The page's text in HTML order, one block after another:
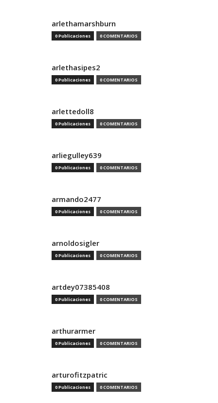
arlethamarshburn
0 Publicaciones 0 COMENTARIOS
arlethasipes2
0 Publicaciones 0 COMENTARIOS
arlettedoll8
0 Publicaciones 0 COMENTARIOS
arliegulley639
0 Publicaciones 0 COMENTARIOS
armando2477
0 Publicaciones 0 COMENTARIOS
arnoldosigler
0 Publicaciones 0 COMENTARIOS
artdey07385408
0 Publicaciones 0 COMENTARIOS
arthurarmer
0 Publicaciones 0 COMENTARIOS
arturofitzpatric
0 Publicaciones 0 COMENTARIOS